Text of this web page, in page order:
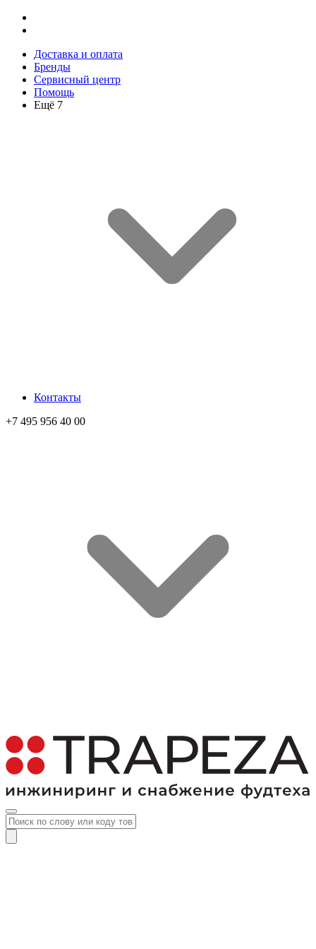
Доставка и оплата
Бренды
Сервисный центр
Помощь
Ещё 7
Контакты
+7 495 956 40 00